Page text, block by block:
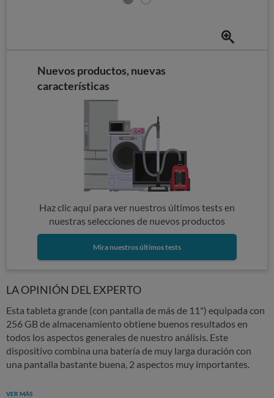
Nuevos productos, nuevas
características
Haz clic aquí para ver nuestros últimos tests en
nuestras selecciones de nuevos productos
Mira nuestros últimos tests
LA OPINIÓN DEL EXPERTO
Esta tableta grande (con pantalla de más de 11") equipada con
256 GB de almacenamiento obtiene buenos resultados en
todos los aspectos generales de nuestro análisis. Este
dispositivo combina una batería de muy larga duración con
una pantalla bastante buena, 2 aspectos muy importantes.
VER MÁS